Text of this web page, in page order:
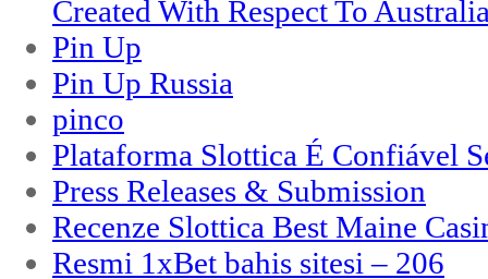
Created With Respect To
Pin Up
Pin Up Russia
pinco
Plataforma Slottica É Confiável
Press Releases & Submission
Recenze Slottica Best Maine
Resmi 1xBet bahis sitesi – 206